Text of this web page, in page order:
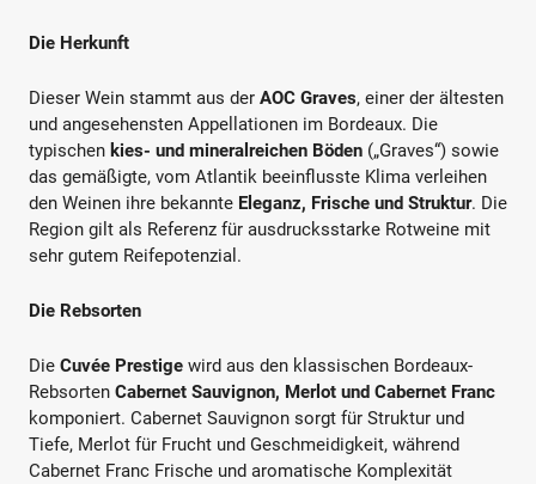
Die Herkunft
Dieser Wein stammt aus der AOC Graves, einer der ältesten
und angesehensten Appellationen im Bordeaux. Die
typischen kies- und mineralreichen Böden („Graves“) sowie
das gemäßigte, vom Atlantik beeinflusste Klima verleihen
den Weinen ihre bekannte Eleganz, Frische und Struktur. Die
Region gilt als Referenz für ausdrucksstarke Rotweine mit
sehr gutem Reifepotenzial.
Die Rebsorten
Die Cuvée Prestige wird aus den klassischen Bordeaux-
Rebsorten Cabernet Sauvignon, Merlot und Cabernet Franc
komponiert. Cabernet Sauvignon sorgt für Struktur und
Tiefe, Merlot für Frucht und Geschmeidigkeit, während
Cabernet Franc Frische und aromatische Komplexität